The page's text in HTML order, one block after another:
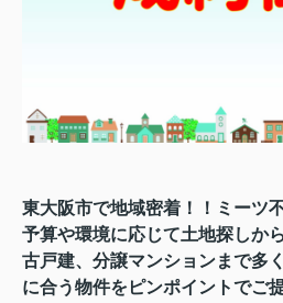
東大阪市で地域密着！！ミーツ
予算や環境に応じて土地探しか
古戸建、分譲マンションまで多
に合う物件をピンポイントでご